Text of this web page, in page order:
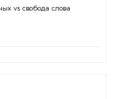
vs свобода слова